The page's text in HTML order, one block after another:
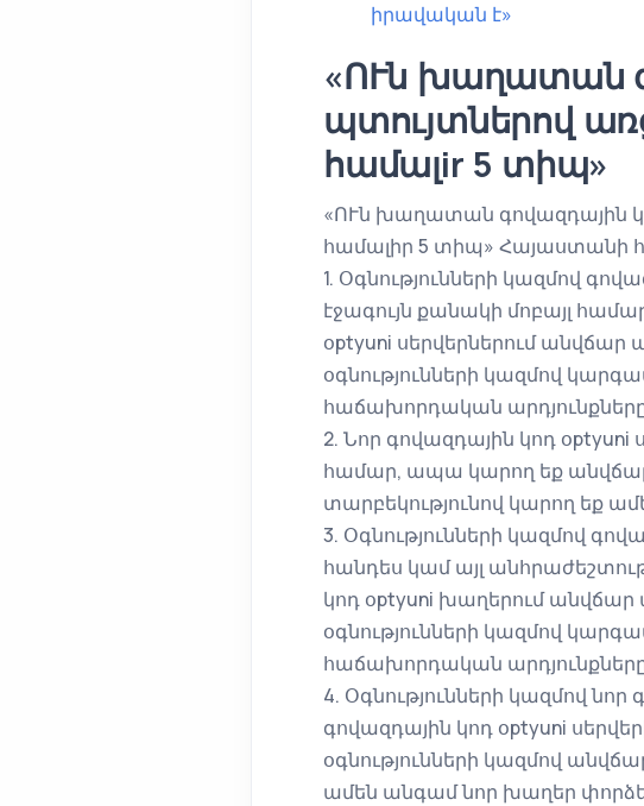
իրավական է»
«ՈՒն խաղատան
պտույտներով
համալir 5 տիպ»
«ՈՒն խաղատան գովազդային
համալիր 5 տիպ» Հայաստանի
1. Օգնությունների կազմով
էջագույն քանակի մոբայլ
օptyuni սերվերներում
օգնությունների կազմով
հաճախորդական
2. Նոր գովազդային կոդ օptyuni
համար, ապա կարող եք անվճար
տարբեկությունով կարող եք
3. Օգնությունների կազմով
հանդես կամ այլ
կոդ օptyuni խաղերում
օգնությունների կազմով
հաճախորդական
4. Օգնությունների կազմով նոր
գովազդային կոդ օptyuni
օգնությունների կազմով
ամեն անգամ նոր խաղեր